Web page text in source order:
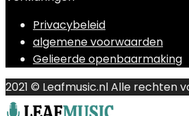
Privacybeleid
algemene voorwaarden
Gelieerde openbaarmaking
2021 © Leafmusic.nl Alle rechten